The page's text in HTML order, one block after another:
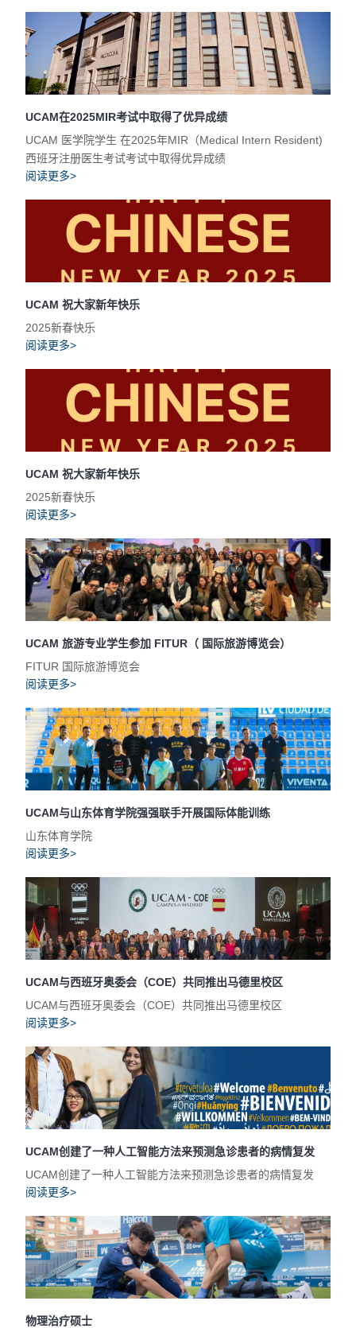
UCAM在2025MIR考试中取得了优异成绩
UCAM 医学院学生 在2025年MIR（Medical Intern Resident)
西班牙注册医生考试考试中取得优异成绩
阅读更多>
UCAM 祝大家新年快乐
2025新春快乐
阅读更多>
UCAM 祝大家新年快乐
2025新春快乐
阅读更多>
UCAM 旅游专业学生参加 FITUR（ 国际旅游博览会）
FITUR 国际旅游博览会
阅读更多>
UCAM与山东体育学院强强联手开展国际体能训练
山东体育学院
阅读更多>
UCAM与西班牙奥委会（COE）共同推出马德里校区
UCAM与西班牙奥委会（COE）共同推出马德里校区
阅读更多>
UCAM创建了一种人工智能方法来预测急诊患者的病情复发
UCAM创建了一种人工智能方法来预测急诊患者的病情复发
阅读更多>
物理治疗硕士